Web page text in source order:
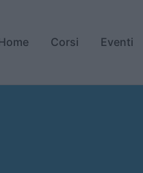
Corsi Eventi